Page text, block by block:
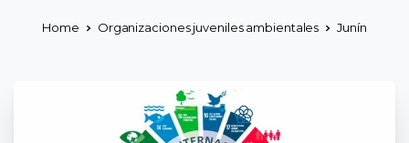
Home Organizaciones juveniles ambientales Junín